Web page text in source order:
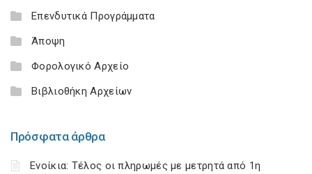
Επενδυτικά Προγράμματα
Άποψη
Φορολογικό Αρχείο
Βιβλιοθήκη Αρχείων
Πρόσφατα άρθρα
Ενοίκια: Τέλος οι πληρωμές με μετρητά από 1η